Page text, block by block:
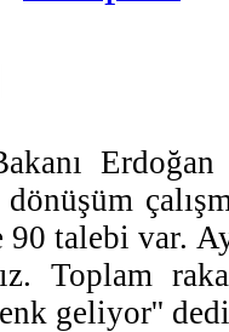
90 talebi var.
Toplam
geliyor''